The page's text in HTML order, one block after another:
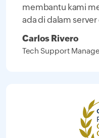
membantu kami
ada di dalam
Carlos Rivero
Tech Support